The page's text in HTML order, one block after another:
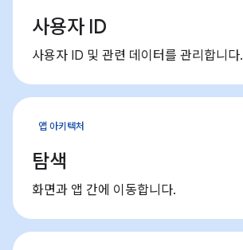
사용자 ID
사용자 ID 및 관련 데이터를 관리합니다.
앱 아키텍처
탐색
화면과 앱 간에 이동합니다.